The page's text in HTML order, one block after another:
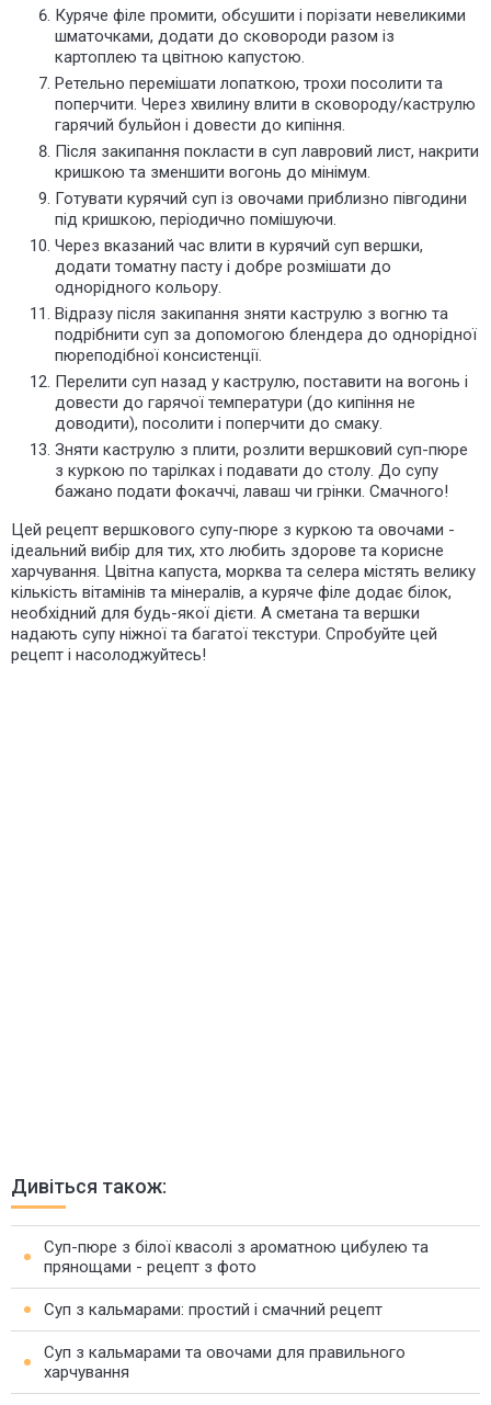
Куряче філе промити, обсушити і порізати невеликими
шматочками, додати до сковороди разом із
картоплею та цвітною капустою.
Ретельно перемішати лопаткою, трохи посолити та
поперчити. Через хвилину влити в сковороду/каструлю
гарячий бульйон і довести до кипіння.
Після закипання покласти в суп лавровий лист, накрити
кришкою та зменшити вогонь до мінімум.
Готувати курячий суп із овочами приблизно півгодини
під кришкою, періодично помішуючи.
Через вказаний час влити в курячий суп вершки,
додати томатну пасту і добре розмішати до
однорідного кольору.
Відразу після закипання зняти каструлю з вогню та
подрібнити суп за допомогою блендера до однорідної
пюреподібної консистенції.
Перелити суп назад у каструлю, поставити на вогонь і
довести до гарячої температури (до кипіння не
доводити), посолити і поперчити до смаку.
Зняти каструлю з плити, розлити вершковий суп-пюре
з куркою по тарілках і подавати до столу. До супу
бажано подати фокаччі, лаваш чи грінки. Смачного!
Цей рецепт вершкового супу-пюре з куркою та овочами -
ідеальний вибір для тих, хто любить здорове та корисне
харчування. Цвітна капуста, морква та селера містять велику
кількість вітамінів та мінералів, а куряче філе додає білок,
необхідний для будь-якої дієти. А сметана та вершки
надають супу ніжної та багатої текстури. Спробуйте цей
рецепт і насолоджуйтесь!
Дивіться також:
Суп-пюре з білої квасолі з ароматною цибулею та
прянощами - рецепт з фото
Суп з кальмарами: простий і смачний рецепт
Суп з кальмарами та овочами для правильного
харчування